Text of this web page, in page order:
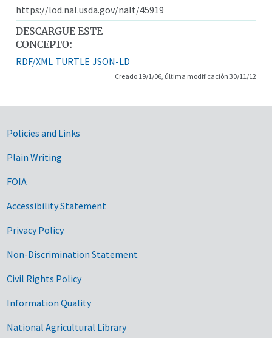
https://lod.nal.usda.gov/nalt/45919
DESCARGUE ESTE
CONCEPTO:
RDF/XML TURTLE JSON-LD
Creado 19/1/06, última modificación 30/11/12
Government Links
Policies and Links
Plain Writing
FOIA
Accessibility Statement
Privacy Policy
Non-Discrimination Statement
Civil Rights Policy
Information Quality
National Agricultural Library